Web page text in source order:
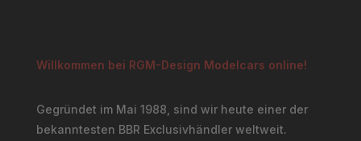
Willkommen bei RGM-Design Modelcars online!
Gegründet im Mai 1988, sind wir heute einer der
bekanntesten BBR Exclusivhändler weltweit.